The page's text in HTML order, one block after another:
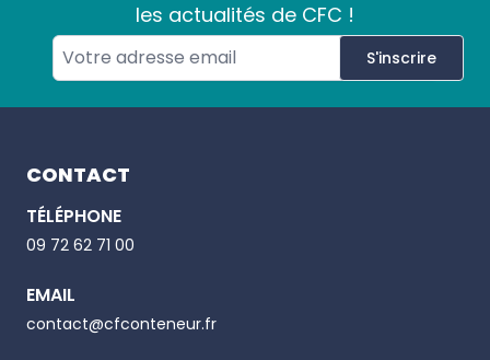
les actualités de CFC !
S'inscrire
CONTACT
TÉLÉPHONE
Email
09 72 62 71 00
EMAIL
Phone number
contact@cfconteneur.fr